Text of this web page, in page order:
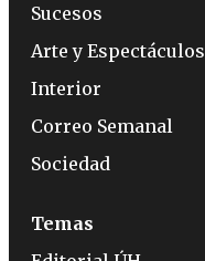
Sucesos
Arte y Espectáculos
Interior
Correo Semanal
Sociedad
Temas